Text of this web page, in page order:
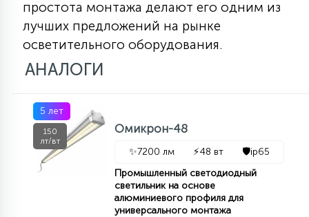
простота монтажа делают его одним из
лучших предложений на рынке
осветительного оборудования.
АНАЛОГИ
5 лет
150
лт/вт
Омикрон-48
✨7200 лм ⚡48 вт 🛡️ip65
Промышленный светодиодный
светильник на основе
алюминиевого профиля для
универсального монтажа